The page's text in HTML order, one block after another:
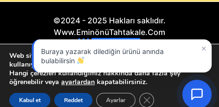
©2024 - 2025 Hakları saklıdır.
Www.EminönüTahtakale.Com
Bu website "Sosyal Megapixel" projesidir.
×
Buraya yazarak dilediğin ürünü anında
bulabilirsin
Web sitemizde size en iyi deneyimi sunmak için çerezleri
kullanıyoruz.
Hangi çerezleri kullandığımız hakkında daha fazla şey
öğrenebilir veya ayarlardan kapatabilirsiniz.
Kabul et Reddet Ayarlar GDPR çerez şeridini